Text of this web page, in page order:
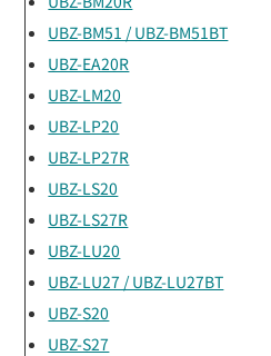
UBZ-BM51 / UBZ-BM51BT
UBZ-EA20R
UBZ-LM20
UBZ-LP20
UBZ-LP27R
UBZ-LS20
UBZ-LS27R
UBZ-LU20
UBZ-LU27 / UBZ-LU27BT
UBZ-S20
UBZ-S27